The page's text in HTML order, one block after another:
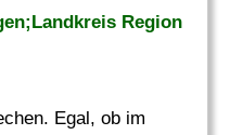
Region
Egal, ob im